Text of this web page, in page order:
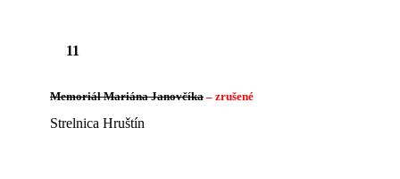
11
Memoriál Mariána Janovčíka – zrušené
Strelnica Hruštín